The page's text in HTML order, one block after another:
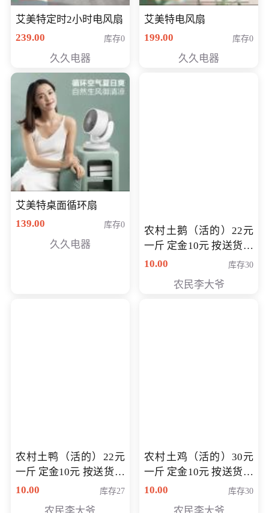
艾美特定时2小时电风扇
239.00
库存0
久久电器
艾美特电风扇
199.00
库存0
久久电器
艾美特桌面循环扇
139.00
库存0
久久电器
农村土鹅（活的）22元
一斤 定金10元 按送货交
付时秤重计算货款 定金
10.00 库存30
农民李大爷
农村土鸭（活的）22元
一斤 定金10元 按送货交
付时秤重计算货款 定金
10.00 库存27
农村土鸡（活的）30元
一斤 定金10元 按送货交
付时秤重计算货款 定金
10.00 库存30